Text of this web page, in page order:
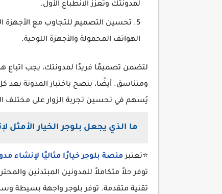
لمدونتك وتعزز الانطباع الأول.
تحسين التصميم للتجاوب مع الأجهزة
الهواتف المحمولة والأجهزة اللوحية.
لتضمن تصميمًا فريدًا لمدونتك، يجب
ومتناسق. أيضًا، ينصح باختبار المدونة
يُسهم في تحسين تجربة الزوار على مختلف
ما الذي يجعل بلوجر الخيار الأمثل
⭐تعتبرمنصة بلوجر خيارًا مثاليًا لإنشاء
توفر حلاً متكاملاً للمدونين المبتدئين
تقنية متقدمة. توفر بلوجر واجهة بسيطة